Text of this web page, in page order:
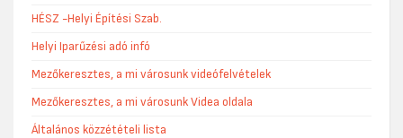
HÉSZ -Helyi Építési Szab.
Helyi Iparűzési adó infó
Mezőkeresztes, a mi városunk videófelvételek
Mezőkeresztes, a mi városunk Videa oldala
Általános közzétételi lista